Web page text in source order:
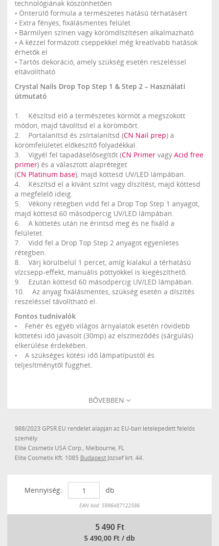
technológiának köszönhetően
• Önterülő formula a természetes hatású térhatásért
• Extra fényes, fixálásmentes felület
• Bármilyen színen vagy körömdíszítésen alkalmazható
• A kézzel formázott cseppekkel még kreatívabb hatások
érhetők el
• Tartós dekoráció, amely szükség esetén reszeléssel
eltávolítható
Crystal Nails Drop Top Step 1 & Step 2 – Használati
útmutató
1. Készítsd elő a természetes körmöt a megszokott
módon, majd távolítsd el a körömbőrt.
2. Portalanítsd és zsírtalanítsd (CN Nail prep) a
körömfelületet előkészítő folyadékkal.
3. Vigyél fel tapadáselősegítőt (CN Primer vagy Acid free
primer) és a választott alapréteget
(CN Platinum base), majd köttesd UV/LED lámpában.
4. Készítsd el a kívánt színt vagy díszítést, majd köttesd
a megfelelő ideig.
5. Vékony rétegben vidd fel a Drop Top Step 1 anyagot,
majd köttesd 60 másodpercig UV/LED lámpában.
6. A köttetés után ne érintsd meg és ne fixáld a
felületet.
7. Vidd fel a Drop Top Step 2 anyagot egyenletes
rétegben.
8. Várj körülbelül 1 percet, amíg kialakul a térhatású
vízcsepp-effekt, manuális pöttyökkel is kiegészíthető.
9. Ezután köttesd 60 másodpercig UV/LED lámpában.
10. Az anyag fixálásmentes, szükség esetén a díszítés
reszeléssel távolítható el.
Fontos tudnivalók
• Fehér és egyéb világos árnyalatok esetén rövidebb
köttetési idő javasolt (30mp) az elszíneződés (sárgulás)
elkerülése érdekében.
• A szükséges kötési idő lámpatípustól és
teljesítménytől függhet.
BŐVEBBEN
988/2023 GPSR EU rendelet alapján az EU-ban letelepedett felelős
személy:
Elite Cosmetix USA Corp., Melbourne, FL
Elite Cosmetix Kft. 1085 Budapest József krt. 44.
Mennyiség: db
Készleten
EAN kód: 5996487122586
5 490 Ft
5 490,00 Ft / db